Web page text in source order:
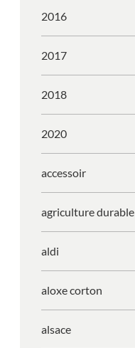
2016
2017
2018
2020
accessoir
agriculture durable
aldi
aloxe corton
alsace